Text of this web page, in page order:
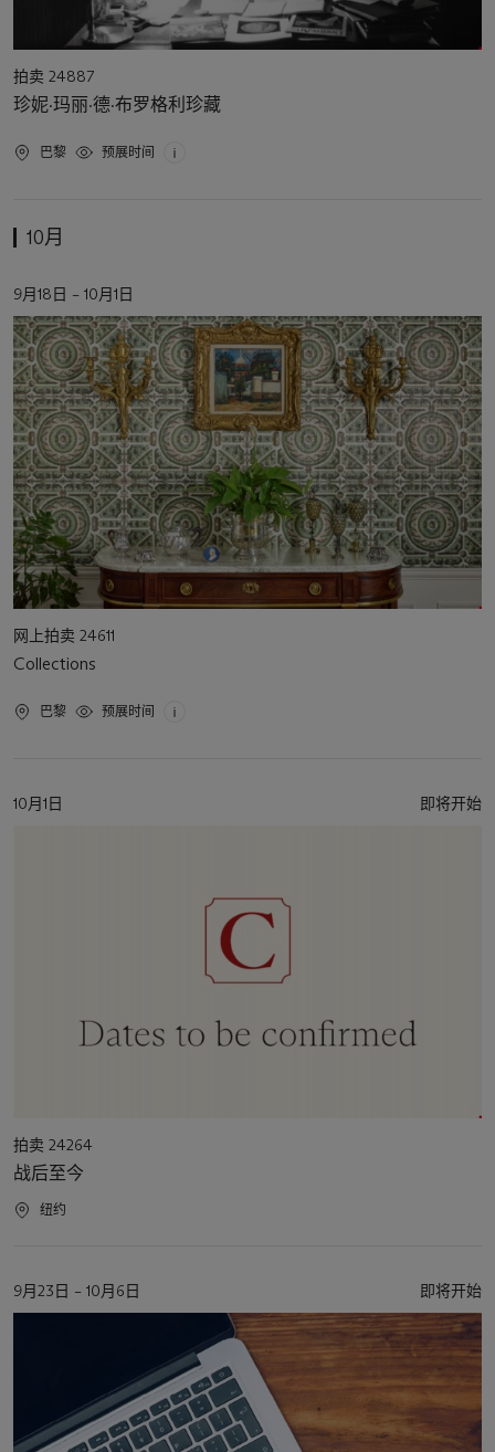
活
动
类
拍卖 24887
珍妮·玛丽·德·布罗格利珍藏
活
巴黎 预展时间
10月
活
动
日
期
9月18日 – 10月1日
活
动
类
网上拍卖 24611
Collections
活
巴黎 预展时间
活
10月1日 即将开始
活
动
类
型
拍卖 24264
战后至今
活
纽约
活
动
9月23日 – 10月6日 即将开始